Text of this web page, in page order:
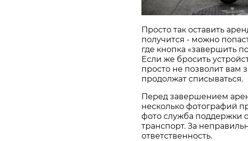
Просто так оставить
получится - можно
где кнопка «завершить
Если же бросить
просто не позволит вам
продолжат списываться.
Перед завершением
несколько фотографий
фото служба поддержки
транспорт. За
ответственность.